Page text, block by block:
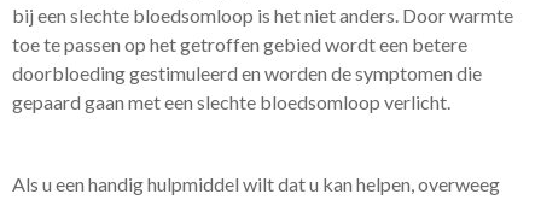
bij een slechte bloedsomloop is het niet anders. Door warmte
toe te passen op het getroffen gebied wordt een betere
doorbloeding gestimuleerd en worden de symptomen die
gepaard gaan met een slechte bloedsomloop verlicht.
Als u een handig hulpmiddel wilt dat u kan helpen, overweeg